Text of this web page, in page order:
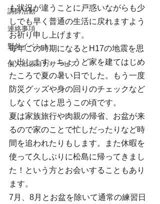
講師活動
連絡事項
野外イベント
個人出張ヨガサービス
も状況が違うことに戸惑いながらも少
しでも早く普通の生活に戻れますよう
お祈り申し上げます。
毎年この時期になるとH17の地震を思
い出します。ちょうど家を建てはじめ
たころで夏の暑い日でした。もう一度
防災グッズや身の回りのチェックなど
しなくてはと思うこの頃です。
夏は家族旅行や肉親の帰省、お盆が来
るので家のことで忙しだったりなど時
間を追われたりもします。また休暇を
使って久しぶりに松島に帰ってきまし
た！という方とお会いすることもあり
ます。
7月、8月とお盆を除いて通常の練習日